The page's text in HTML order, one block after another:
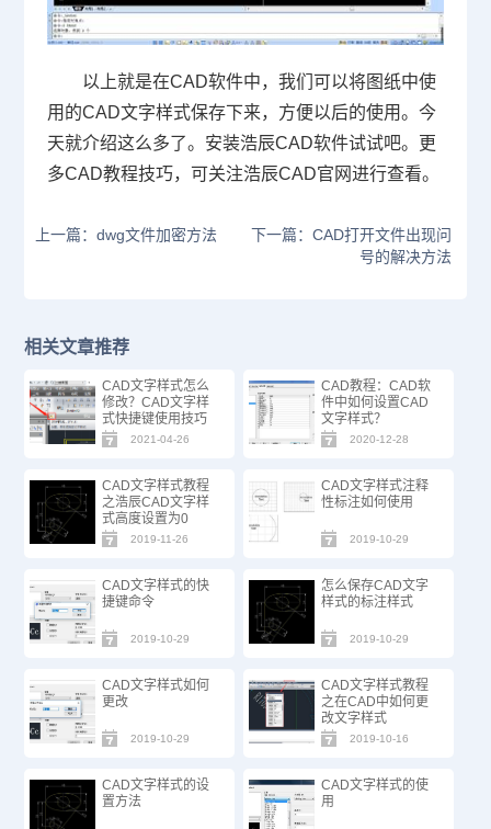
以上就是在CAD软件中，我们可以将图纸中使
用的CAD文字样式保存下来，方便以后的使用。今
天就介绍这么多了。安装浩辰CAD软件试试吧。更
多CAD教程技巧，可关注浩辰CAD官网进行查看。
上一篇：dwg文件加密方法
下一篇：CAD打开文件出现问
号的解决方法
相关文章推荐
CAD文字样式怎么
修改？CAD文字样
式快捷键使用技巧
2021-04-26
CAD教程：CAD软
件中如何设置CAD
文字样式？
2020-12-28
CAD文字样式教程
之浩辰CAD文字样
式高度设置为0
2019-11-26
CAD文字样式注释
性标注如何使用
2019-10-29
CAD文字样式的快
捷键命令
2019-10-29
怎么保存CAD文字
样式的标注样式
2019-10-29
CAD文字样式如何
更改
2019-10-29
CAD文字样式教程
之在CAD中如何更
改文字样式
2019-10-16
CAD文字样式的设
置方法
CAD文字样式的使
用